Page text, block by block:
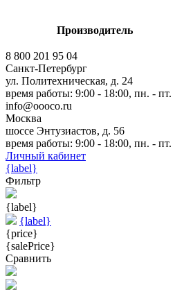
Производитель
8 800 201 95 04
Санкт-Петербург
ул. Политехническая, д. 24
время работы: 9:00 - 18:00, пн. - пт.
info@oooco.ru
Москва
шоссе Энтузиастов, д. 56
время работы: 9:00 - 18:00, пн. - пт.
Личный кабинет
{label}
Фильтр
{label}
{label}
{price}
{salePrice}
Сравнить